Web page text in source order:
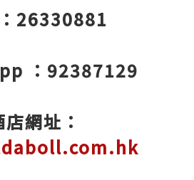
26330881
：92387129
店網址：